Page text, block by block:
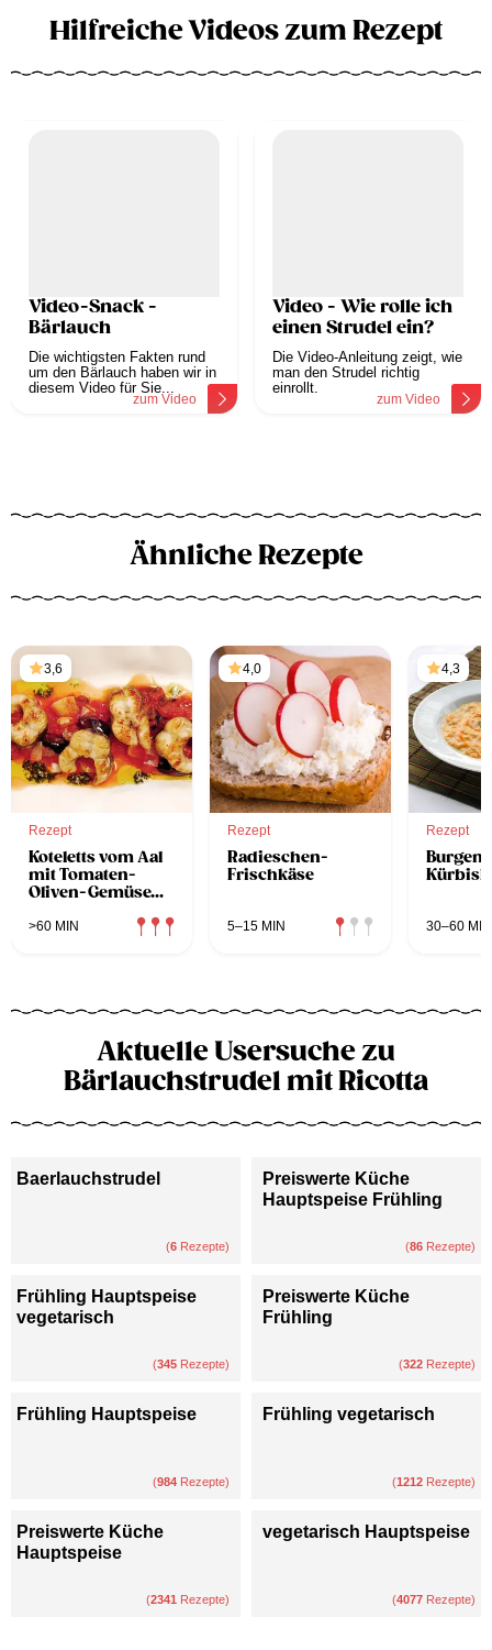
Hilfreiche Videos zum Rezept
Video-Snack -
Bärlauch
Die wichtigsten Fakten rund
um den Bärlauch haben wir in
diesem Video für Sie...
zum Video
Video - Wie rolle ich
einen Strudel ein?
Die Video-Anleitung zeigt, wie
man den Strudel richtig
einrollt.
zum Video
Ähnliche Rezepte
3,6
Rezept
Koteletts vom Aal
mit Tomaten-
Oliven-Gemüse
>60 MIN
4,0
Rezept
Radieschen-
Frischkäse
5–15 MIN
4,3
Rezept
30–60 MIN
Aktuelle Usersuche zu
Bärlauchstrudel mit Ricotta
Baerlauchstrudel
(6 Rezepte)
Preiswerte Küche
Hauptspeise Frühling
(86 Rezepte)
Frühling Hauptspeise
vegetarisch
(345 Rezepte)
Preiswerte Küche
Frühling
(322 Rezepte)
Frühling Hauptspeise
(984 Rezepte)
Frühling vegetarisch
(1212 Rezepte)
Preiswerte Küche
Hauptspeise
(2341 Rezepte)
vegetarisch Hauptspeise
(4077 Rezepte)